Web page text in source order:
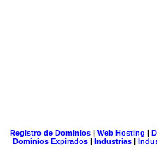
Registro de Dominios| Web Hosting |
Dominios Expirados | Industrias |